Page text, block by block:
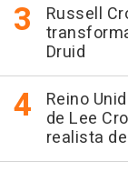
Russell
Druid
Reino
de Lee
realista